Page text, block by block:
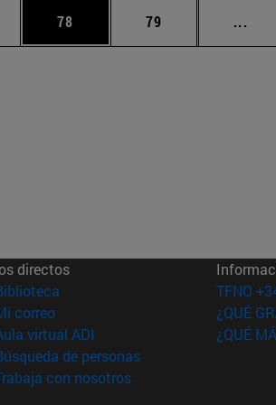
Use TAB para desplazarse.
Página
78 Página
79 ...
directos
(abre en nueva ventana)
correo(abre en nueva ventana)
virtual ADI (abre en nueva ventana)
de personas(abre en nueva
con nosotros(abre en nueva
TFNO
¿QUÉ
¿QUÉ